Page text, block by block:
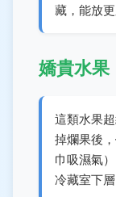
藏，能放更
嬌貴水果
這類水果
掉爛果後，
巾吸濕氣
冷藏室下層